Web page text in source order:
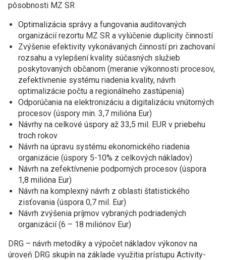
pôsobnosti MZ SR
Optimalizácia správy a fungovania auditovaných
organizácií rezortu MZ SR a vylúčenie duplicity činností
Zvýšenie efektivity vykonávaných činností pri zachovaní
rozsahu a vylepšení kvality súčasných služieb
poskytovaných občanom (meranie výkonnosti procesov,
zefektívnenie systému riadenia kvality, návrh
optimalizácie počtu a regionálneho zastúpenia)
Odporúčania na elektronizáciu a digitalizáciu vnútorných
procesov (úspory min. 3,7 milióna Eur)
Návrhy na celkové úspory až 33,5 mil. EUR v priebehu
troch rokov
Návrh na úpravu systému ekonomického riadenia
organizácie (úspory 5-10% z celkových nákladov)
Návrh na zefektívnenie podporných procesov (úspora
1,8 milióna Eur)
Návrh na komplexný návrh z oblasti štatistického
zisťovania (úspora 0,7 mil. Eur)
Návrh zvýšenia príjmov vybraných podriadených
organizácií (6 – 18 miliónov Eur)
DRG – návrh metodiky a výpočet nákladov výkonov na
úroveň DRG skupín na základe využitia prístupu Activity-